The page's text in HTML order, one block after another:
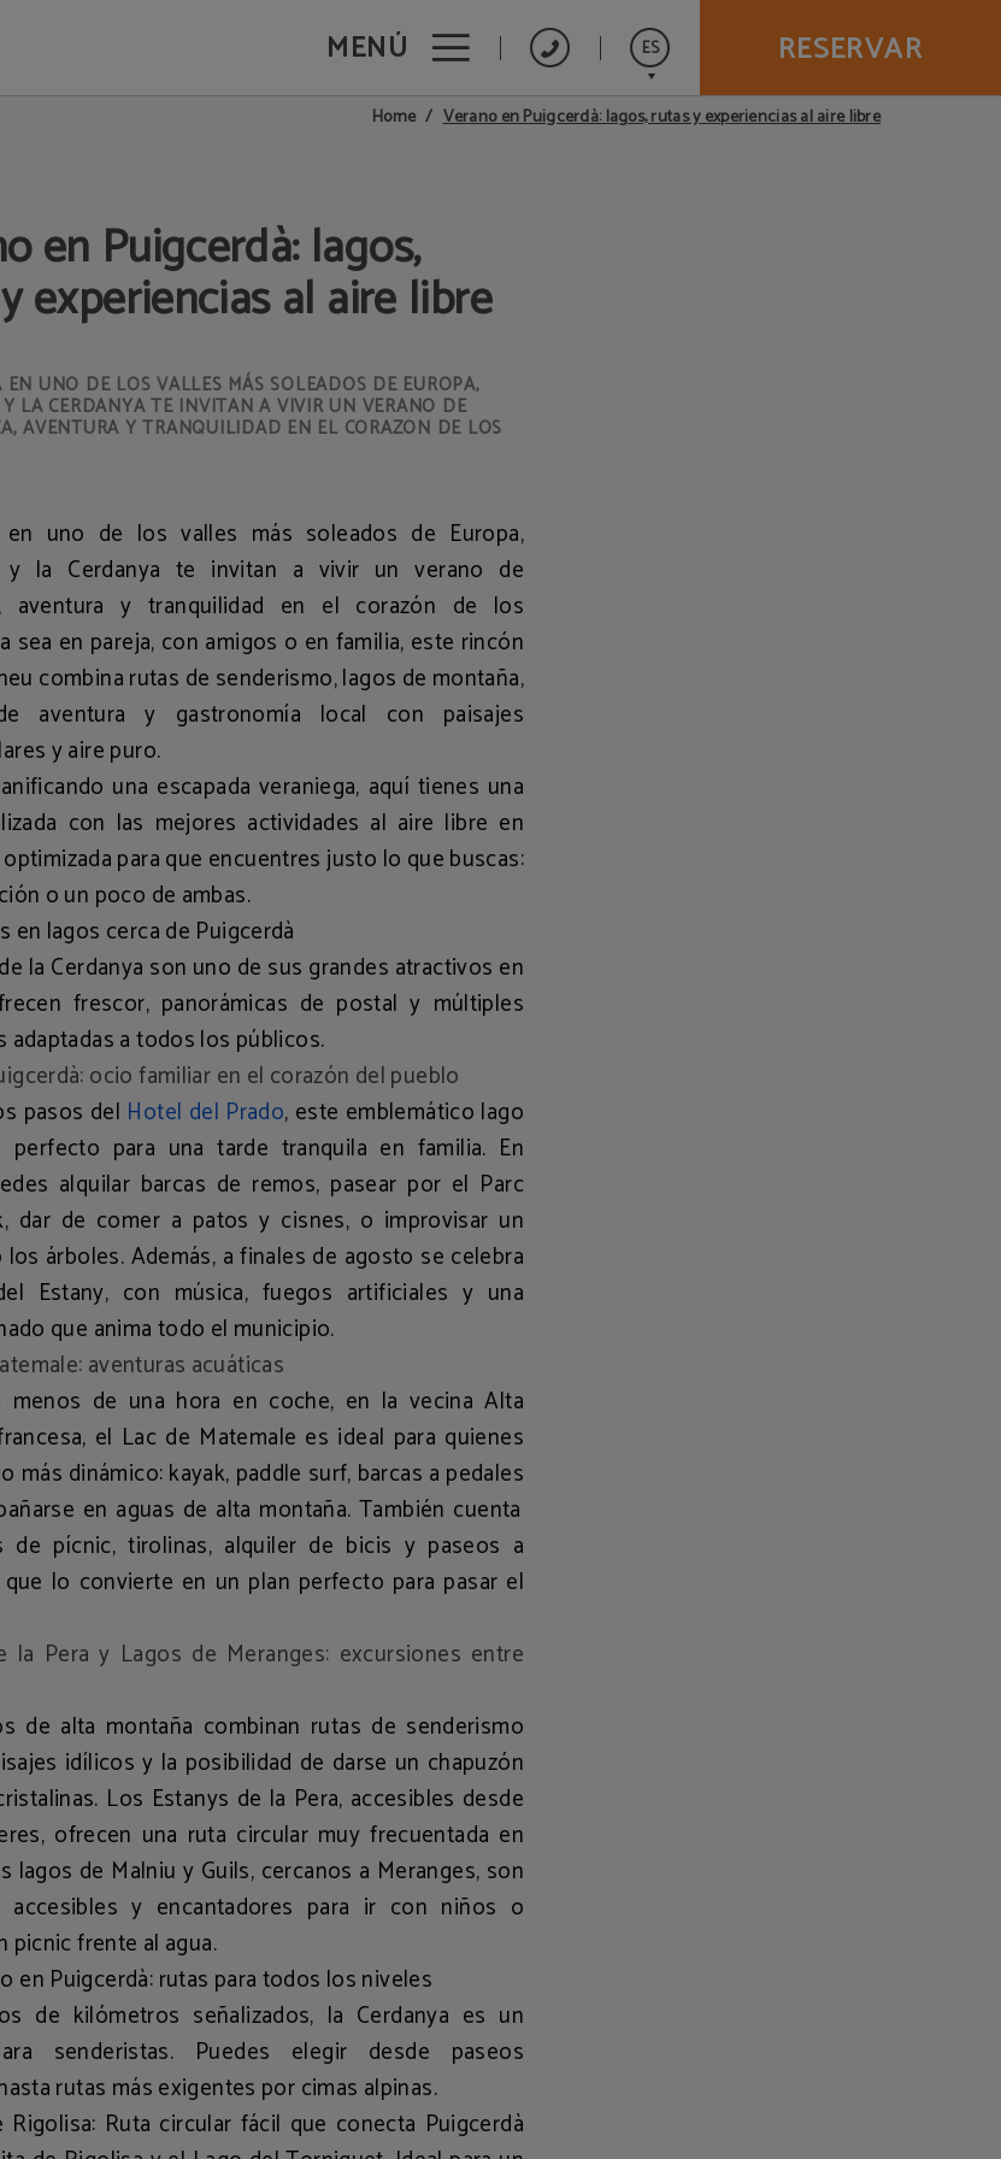
MENÚ ES RESERVAR
Web Oficial.
Home Verano en Puigcerdà: lagos, rutas y experiencias al aire libre
en Puigcerdà: lagos,
experiencias al aire libre
EN UNO DE LOS VALLES MÁS SOLEADOS DE EUROPA,
Y LA CERDANYA TE INVITAN A VIVIR UN VERANO DE
AVENTURA Y TRANQUILIDAD EN EL CORAZÓN DE LOS
en uno de los valles más soleados de Europa,
y la Cerdanya te invitan a vivir un verano de
aventura y tranquilidad en el corazón de los
sea en pareja, con amigos o en familia, este rincón
combina rutas de senderismo, lagos de montaña,
aventura y gastronomía local con paisajes
y aire puro.
una escapada veraniega, aquí tienes una
con las mejores actividades al aire libre en
para que encuentres justo lo que buscas:
o un poco de ambas.
en lagos cerca de Puigcerdà
la Cerdanya son uno de sus grandes atractivos en
frescor, panorámicas de postal y múltiples
adaptadas a todos los públicos.
ocio familiar en el corazón del pueblo
pasos del Hotel del Prado, este emblemático lago
perfecto para una tarde tranquila en familia. En
alquilar barcas de remos, pasear por el Parc
, dar de comer a patos y cisnes, o improvisar un
árboles. Además, a finales de agosto se celebra
Estany, con música, fuegos artificiales y una
que anima todo el municipio.
aventuras acuáticas
menos de una hora en coche, en la vecina Alta
el Lac de Matemale es ideal para quienes
más dinámico:kayak, paddle surf, barcas a pedales
en aguas de alta montaña. También cuenta
de pícnic, tirolinas, alquiler de bicis y paseos a
lo convierte en un plan perfecto para pasar el
la Pera y Lagos de Meranges: excursiones entre
de alta montaña combinan rutas de senderismo
idílicos y la posibilidad de darse un chapuzón
Los Estanys de la Pera, accesibles desde
, ofrecen una ruta circular muy frecuentada en
lagos de Malniu y Guils, cercanos a Meranges, son
accesibles y encantadores para ir con niños o
picnic frente al agua.
en Puigcerdà: rutas para todos los niveles
de kilómetros señalizados, la Cerdanya es un
senderistas. Puedes elegir desde paseos
rutas más exigentes por cimas alpinas.
Rigolisa: Ruta circular fácil que conecta Puigcerdà